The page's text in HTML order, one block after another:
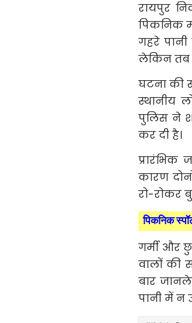
रायपुर
पिकनिक
गहरे
लेकिन तब
घटना की
स्थानीय
पुलिस ने
कर दी है।
कारण
रो-रोकर
पिकनिक
गर्मी और
वालों की
बार
पानी में न